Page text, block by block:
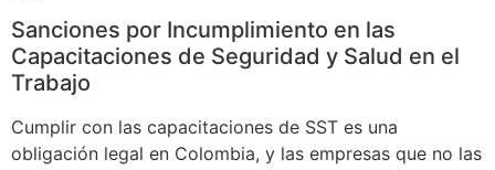
Sanciones por Incumplimiento en las
Capacitaciones de Seguridad y Salud en el
Trabajo
Cumplir con las capacitaciones de SST es una
obligación legal en Colombia, y las empresas que no las